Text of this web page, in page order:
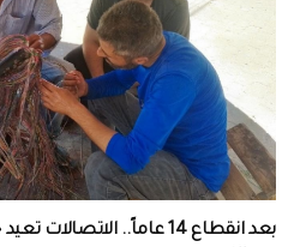
بعد انقطاع 14 عاماً..